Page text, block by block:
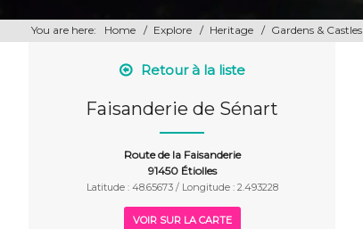
You are here: Home / Explore / Heritage / Gardens & Castles
Retour à la liste
Faisanderie de Sénart
Route de la Faisanderie
91450 Étiolles
Latitude : 48.65673 / Longitude : 2.493228
VOIR SUR LA CARTE